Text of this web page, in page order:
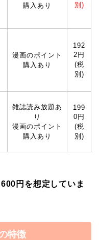
購入あり
別)
漫画のポイント
購入あり
192
2円
(税
別)
雑誌読み放題あ
り
漫画のポイント
購入あり
199
0円
(税
別)
円を想定していま
特徴